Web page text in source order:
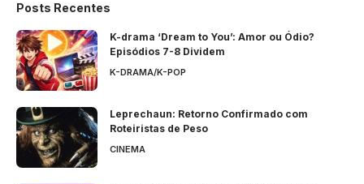
Posts Recentes
K-drama ‘Dream to You’: Amor ou Ódio?
Episódios 7-8 Dividem
K-DRAMA/K-POP
Leprechaun: Retorno Confirmado com
Roteiristas de Peso
CINEMA